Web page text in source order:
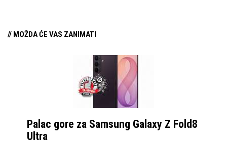
// MOŽDA ĆE VAS ZANIMATI
Palac gore za Samsung Galaxy Z Fold8
Ultra